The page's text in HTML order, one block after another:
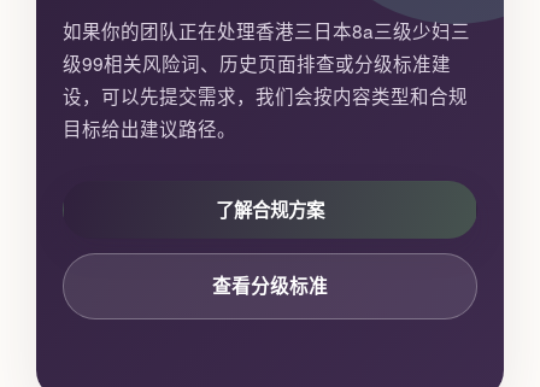
如果你的团队正在处理香港三日本8a三级少妇三
级99相关风险词、历史页面排查或分级标准建
设，可以先提交需求，我们会按内容类型和合规
目标给出建议路径。
了解合规方案
查看分级标准